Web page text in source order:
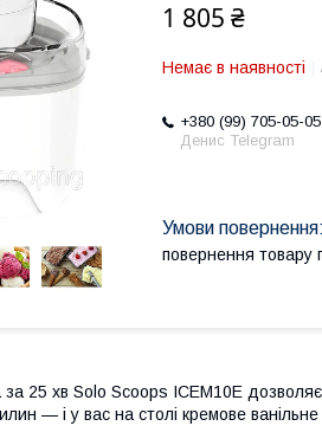
1 805 ₴
Немає в наявності
+380 (99) 705-05-05
Денис Telegram
повернення товару
за 25 хв Solo Scoops ICEM10E
— і у вас на столі кремове